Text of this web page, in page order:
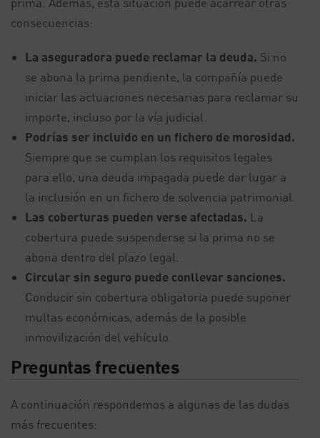
consecuencias:
La aseguradora puede reclamar la deuda. Si no
se abona la prima pendiente, la compañía puede
iniciar las actuaciones necesarias para reclamar su
importe, incluso por la vía judicial.
Podrías ser incluido en un fichero de morosidad.
Siempre que se cumplan los requisitos legales
para ello, una deuda impagada puede dar lugar a
la inclusión en un fichero de solvencia patrimonial.
Las coberturas pueden verse afectadas. La
cobertura puede suspenderse si la prima no se
abona dentro del plazo legal.
Circular sin seguro puede conllevar sanciones.
Conducir sin cobertura obligatoria puede suponer
multas económicas, además de la posible
inmovilización del vehículo.
Preguntas frecuentes
A continuación respondemos a algunas de las dudas
más frecuentes: